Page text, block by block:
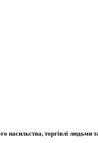
насильства, торгівлі людьми